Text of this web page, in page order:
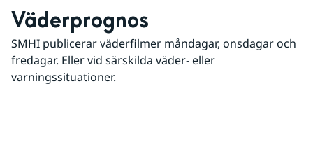
Väderprognos
SMHI publicerar väderfilmer måndagar, onsdagar och
fredagar. Eller vid särskilda väder- eller
varningssituationer.